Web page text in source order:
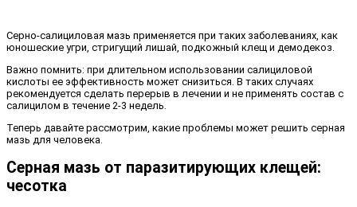
Серно-салициловая мазь применяется при таких заболеваниях, как
юношеские угри, стригущий лишай, подкожный клещ и демодекоз.
Важно помнить: при длительном использовании салициловой
кислоты ее эффективность может снизиться. В таких случаях
рекомендуется сделать перерыв в лечении и не применять состав с
салицилом в течение 2-3 недель.
Теперь давайте рассмотрим, какие проблемы может решить серная
мазь для человека.
Серная мазь от паразитирующих клещей:
чесотка